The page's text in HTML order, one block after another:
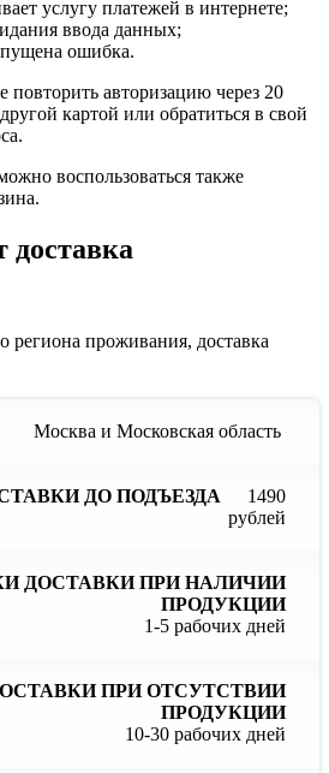
услугу платежей в интернете;
ввода данных;
ошибка.
повторить авторизацию через 20
картой или обратиться в свой
воспользоваться также
доставка
региона проживания, доставка
Сроки
наличии
продукции
Москва и Московская область
1490
рублей
1-5 рабочих дней
10-30 рабочих дней